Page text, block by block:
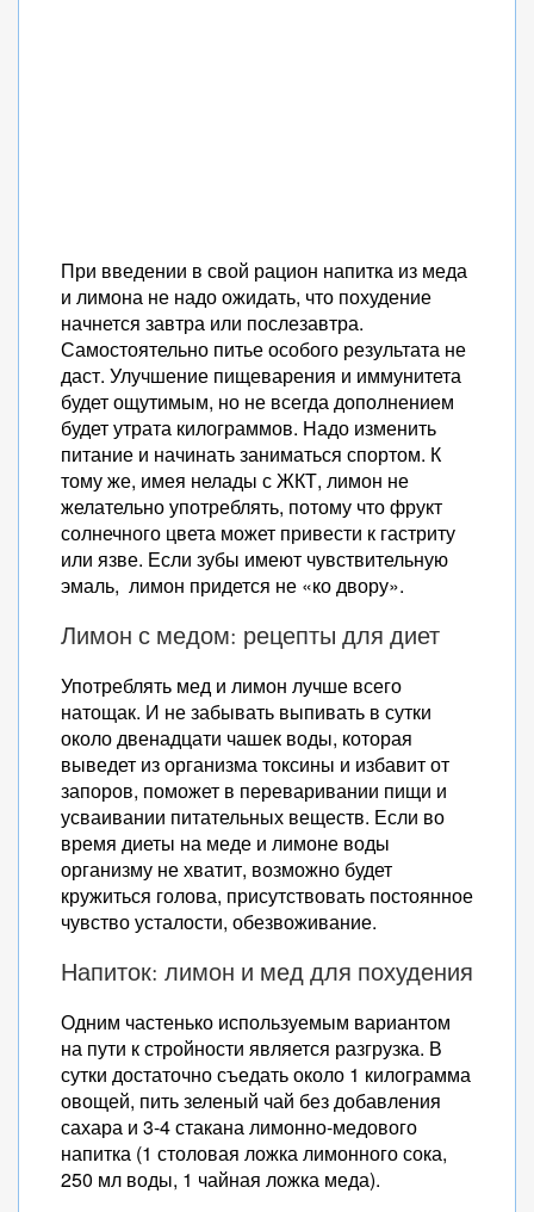
При введении в свой рацион напитка из меда
и лимона не надо ожидать, что похудение
начнется завтра или послезавтра.
Самостоятельно питье особого результата не
даст. Улучшение пищеварения и иммунитета
будет ощутимым, но не всегда дополнением
будет утрата килограммов. Надо изменить
питание и начинать заниматься спортом. К
тому же, имея нелады с ЖКТ, лимон не
желательно употреблять, потому что фрукт
солнечного цвета может привести к гастриту
или язве. Если зубы имеют чувствительную
эмаль, лимон придется не «ко двору».
Лимон с медом: рецепты для диет
Употреблять мед и лимон лучше всего
натощак. И не забывать выпивать в сутки
около двенадцати чашек воды, которая
выведет из организма токсины и избавит от
запоров, поможет в переваривании пищи и
усваивании питательных веществ. Если во
время диеты на меде и лимоне воды
организму не хватит, возможно будет
кружиться голова, присутствовать постоянное
чувство усталости, обезвоживание.
Напиток: лимон и мед для похудения
Одним частенько используемым вариантом
на пути к стройности является разгрузка. В
сутки достаточно съедать около 1 килограмма
овощей, пить зеленый чай без добавления
сахара и 3-4 стакана лимонно-медового
напитка (1 столовая ложка лимонного сока,
250 мл воды, 1 чайная ложка меда).